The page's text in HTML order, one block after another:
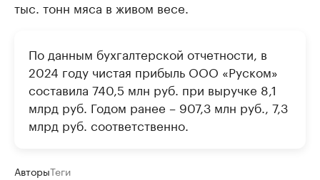
тыс. тонн мяса в живом весе.
По данным бухгалтерской отчетности, в
2024 году чистая прибыль ООО «Руском»
составила 740,5 млн руб. при выручке 8,1
млрд руб. Годом ранее – 907,3 млн руб., 7,3
млрд руб. соответственно.
АвторыТеги